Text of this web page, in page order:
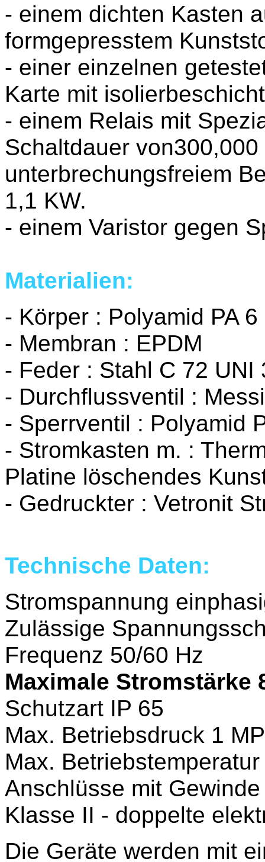
- einem dichten Kasten
formgepresstem
- einer einzelnen
Karte mit
- einem Relais mit
Schaltdauer
unterbrechungsfreiem
1,1 KW.
- einem Varistor gegen
Materialien:
- Körper : Polyamid PA
- Membran : EPDM
- Feder : Stahl C 72 UNI
- Durchflussventil :
- Sperrventil : Polyamid
- Stromkasten m. :
Platine löschendes
- Gedruckter : Vetronit
Technische Daten:
Stromspannung
Zulässige
Frequenz 50/60 Hz
Maximale Stromstärke
Schutzart IP 65
Max. Betriebsdruck 1
Max. Betriebstemperatur
Anschlüsse mit
Klasse II - doppelte
Die Geräte werden mit